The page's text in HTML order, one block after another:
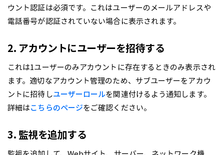
ウント認証は必須です。これはユーザーのメールアドレスや
電話番号が認証されていない場合に表示されます。
2. アカウントにユーザーを招待する
これは1ユーザーのみアカウントに存在するときのみ表示され
ます。適切なアカウント管理のため、サブユーザーをアカウ
ントに招待しユーザーロールを関連付けるよう通知します。
詳細はこちらのページをご確認ください。
3. 監視を追加する